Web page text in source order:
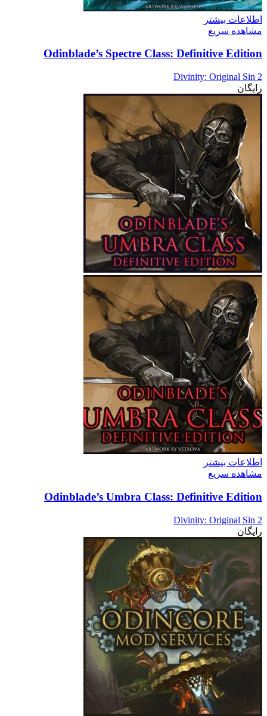
اطلاعات بیشتر
مشاهده سریع
Odinblade’s Spectre Class: Definitive Edition
Divinity: Original Sin 2
رایگان
اطلاعات بیشتر
مشاهده سریع
Odinblade’s Umbra Class: Definitive Edition
Divinity: Original Sin 2
رایگان